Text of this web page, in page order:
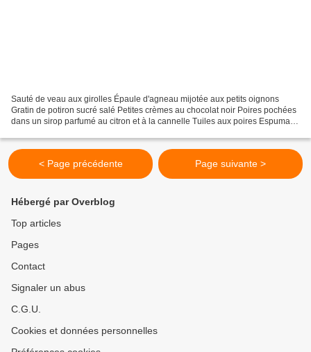
Sauté de veau aux girolles Épaule d'agneau mijotée aux petits oignons
Gratin de potiron sucré salé Petites crèmes au chocolat noir Poires pochées
dans un sirop parfumé au citron et à la cannelle Tuiles aux poires Espuma
< Page précédente Page suivante >
Hébergé par Overblog
Top articles
Pages
Contact
Signaler un abus
C.G.U.
Cookies et données personnelles